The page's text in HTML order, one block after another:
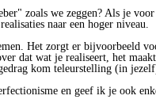
zoals we zeggen? Als je
naar een hoger niveau.
Het zorgt er bijvoorbeeld
dat wat je realiseert, het
kom teleurstelling (in
en geef ik je ook